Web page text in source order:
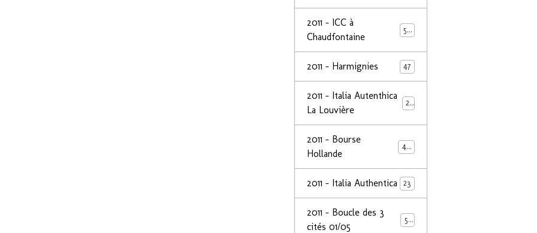
2011 - ICC à
Chaudfontaine
50
2011 - Harmignies 47
2011 - Italia Autenthica
La Louvière
23
2011 - Bourse
Hollande
40
2011 - Italia Authentica 23
2011 - Boucle des 3
cités 01/05
50